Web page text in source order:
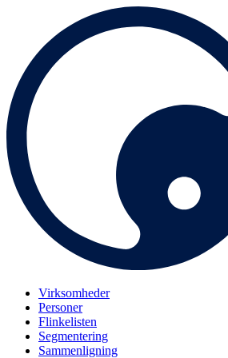
Virksomheder
Personer
Flinkelisten
Segmentering
Sammenligning